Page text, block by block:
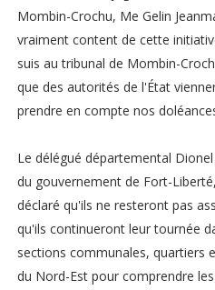
Mombin-Crochu, Me Gelin
vraiment content de cette
suis au tribunal de Mombin-
que des autorités de l'État
prendre en compte nos
Le délégué départemental
du gouvernement de Fort-
déclaré qu'ils ne resteront pas
qu'ils continueront leur tournée
sections communales, quartiers
du Nord-Est pour comprendre